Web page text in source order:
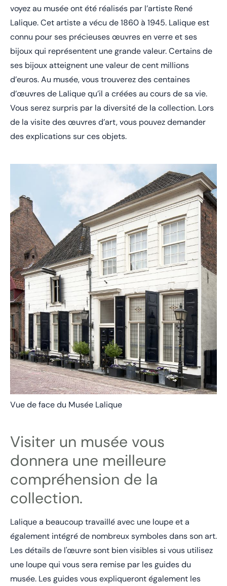
voyez au musée ont été réalisés par l’artiste René
Lalique. Cet artiste a vécu de 1860 à 1945. Lalique est
connu pour ses précieuses œuvres en verre et ses
bijoux qui représentent une grande valeur. Certains de
ses bijoux atteignent une valeur de cent millions
d’euros. Au musée, vous trouverez des centaines
d’œuvres de Lalique qu’il a créées au cours de sa vie.
Vous serez surpris par la diversité de la collection. Lors
de la visite des œuvres d’art, vous pouvez demander
des explications sur ces objets.
Vue de face du Musée Lalique
Visiter un musée vous
donnera une meilleure
compréhension de la
collection.
Lalique a beaucoup travaillé avec une loupe et a
également intégré de nombreux symboles dans son art.
Les détails de l'œuvre sont bien visibles si vous utilisez
une loupe qui vous sera remise par les guides du
musée. Les guides vous expliqueront également les